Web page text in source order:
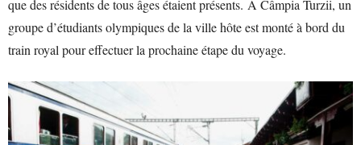
que des résidents de tous âges étaient présents. À Câmpia Turzii, un
groupe d’étudiants olympiques de la ville hôte est monté à bord du
train royal pour effectuer la prochaine étape du voyage.